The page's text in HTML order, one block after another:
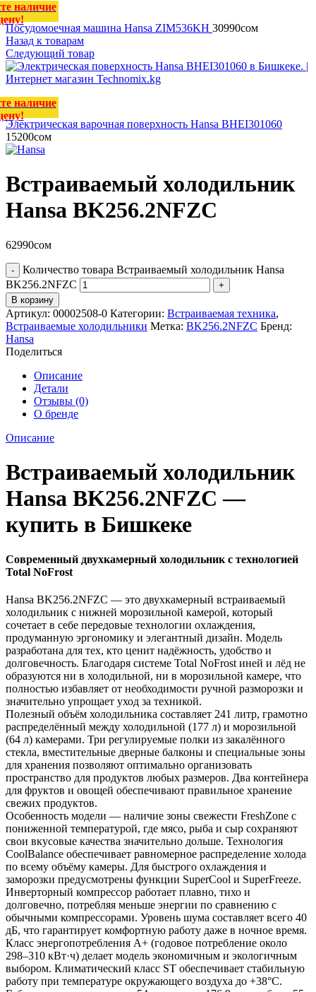
наличие
Посудомоечная машина Hansa ZIM536KH 30990сом
Назад к товарам
Следующий товар
наличие
Электрическая варочная поверхность Hansa BHEI301060
15200сом
Встраиваемый холодильник
Hansa BK256.2NFZC
62990сом
Количество товара Встраиваемый холодильник Hansa
BK256.2NFZC
В корзину
Артикул: 00002508-0 Категории: Встраиваемая техника,
Встраиваемые холодильники Метка: BK256.2NFZC Бренд:
Hansa
Поделиться
Описание
Детали
Отзывы (0)
О бренде
Описание
Встраиваемый холодильник
Hansa BK256.2NFZC —
купить в Бишкеке
Современный двухкамерный холодильник с технологией
Total NoFrost
Hansa BK256.2NFZC — это двухкамерный встраиваемый
холодильник с нижней морозильной камерой, который
сочетает в себе передовые технологии охлаждения,
продуманную эргономику и элегантный дизайн. Модель
разработана для тех, кто ценит надёжность, удобство и
долговечность. Благодаря системе Total NoFrost иней и лёд не
образуются ни в холодильной, ни в морозильной камере, что
полностью избавляет от необходимости ручной разморозки и
значительно упрощает уход за техникой.
Полезный объём холодильника составляет 241 литр, грамотно
распределённый между холодильной (177 л) и морозильной
(64 л) камерами. Три регулируемые полки из закалённого
стекла, вместительные дверные балконы и специальные зоны
для хранения позволяют оптимально организовать
пространство для продуктов любых размеров. Два контейнера
для фруктов и овощей обеспечивают правильное хранение
свежих продуктов.
Особенность модели — наличие зоны свежести FreshZone с
пониженной температурой, где мясо, рыба и сыр сохраняют
свои вкусовые качества значительно дольше. Технология
CoolBalance обеспечивает равномерное распределение холода
по всему объёму камеры. Для быстрого охлаждения и
заморозки предусмотрены функции SuperCool и SuperFreeze.
Инверторный компрессор работает плавно, тихо и
долговечно, потребляя меньше энергии по сравнению с
обычными компрессорами. Уровень шума составляет всего 40
дБ, что гарантирует комфортную работу даже в ночное время.
Класс энергопотребления A+ (годовое потребление около
298–310 кВт·ч) делает модель экономичным и экологичным
выбором. Климатический класс ST обеспечивает стабильную
работу при температуре окружающего воздуха до +38°C.